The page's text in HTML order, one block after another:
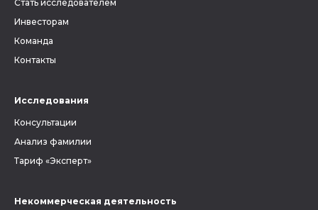
Стать исследователем
Инвесторам
Команда
Контакты
Исследования
Консультации
Анализ фамилии
Тариф «Эксперт»
Некоммерческая деятельность